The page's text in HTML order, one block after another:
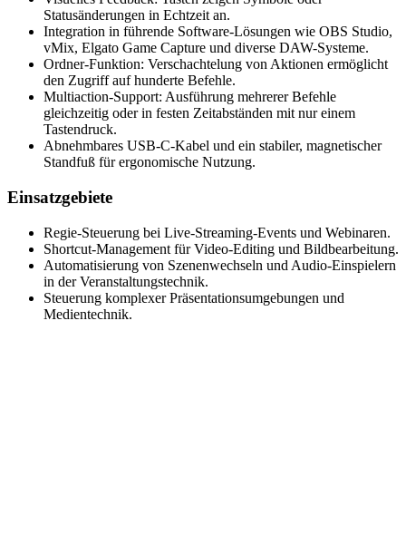
Statusänderungen in Echtzeit an.
Integration in führende Software-Lösungen wie OBS Studio,
vMix, Elgato Game Capture und diverse DAW-Systeme.
Ordner-Funktion: Verschachtelung von Aktionen ermöglicht
den Zugriff auf hunderte Befehle.
Multiaction-Support: Ausführung mehrerer Befehle
gleichzeitig oder in festen Zeitabständen mit nur einem
Tastendruck.
Abnehmbares USB-C-Kabel und ein stabiler, magnetischer
Standfuß für ergonomische Nutzung.
Einsatzgebiete
Regie-Steuerung bei Live-Streaming-Events und Webinaren.
Shortcut-Management für Video-Editing und Bildbearbeitung.
Automatisierung von Szenenwechseln und Audio-Einspielern
in der Veranstaltungstechnik.
Steuerung komplexer Präsentationsumgebungen und
Medientechnik.